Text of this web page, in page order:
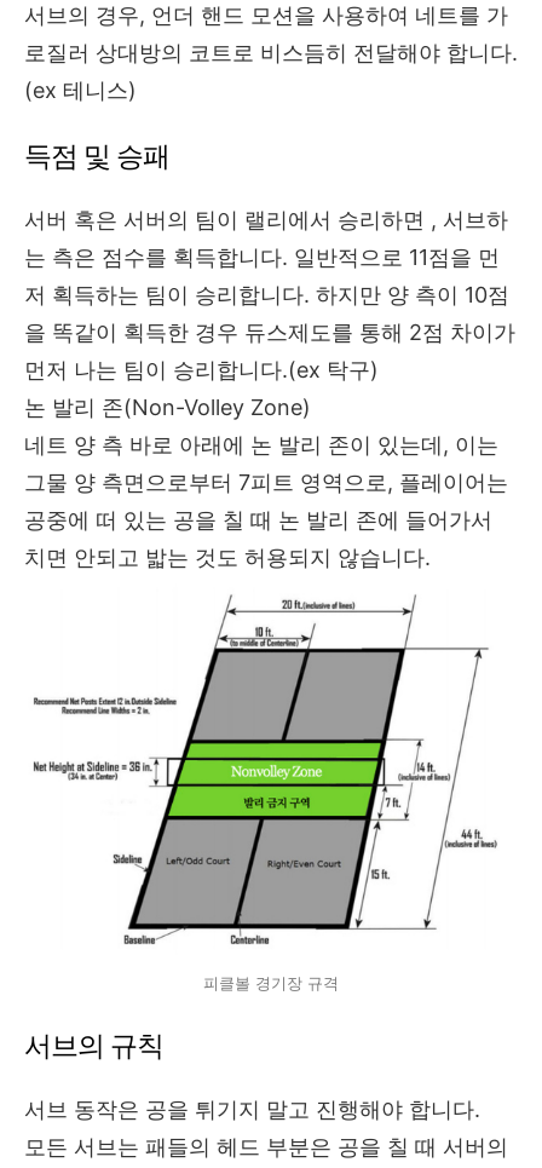
서브의 경우, 언더 핸드 모션을 사용하여 네트를 가
로질러 상대방의 코트로 비스듬히 전달해야 합니다.
(ex 테니스)
득점 및 승패
서버 혹은 서버의 팀이 랠리에서 승리하면 , 서브하
는 측은 점수를 획득합니다. 일반적으로 11점을 먼
저 획득하는 팀이 승리합니다. 하지만 양 측이 10점
을 똑같이 획득한 경우 듀스제도를 통해 2점 차이가
먼저 나는 팀이 승리합니다.(ex 탁구)
논 발리 존(Non-Volley Zone)
네트 양 측 바로 아래에 논 발리 존이 있는데, 이는
그물 양 측면으로부터 7피트 영역으로, 플레이어는
공중에 떠 있는 공을 칠 때 논 발리 존에 들어가서
치면 안되고 밟는 것도 허용되지 않습니다.
피클볼 경기장 규격
서브의 규칙
서브 동작은 공을 튀기지 말고 진행해야 합니다.
모든 서브는 패들의 헤드 부분은 공을 칠 때 서버의